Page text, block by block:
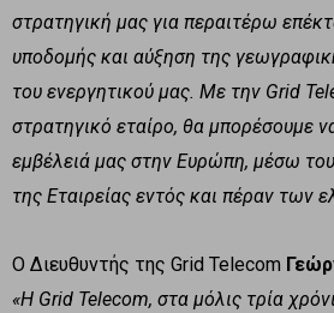
στρατηγική μας για περαιτέρω
υποδομής και αύξηση της
του ενεργητικού μας. Με την Grid
στρατηγικό εταίρο, θα μπορέσουμε
εμβέλειά μας στην Ευρώπη, μέσω
της Εταιρείας εντός και πέραν των
Ο Διευθυντής της Grid Telecom
«Η Grid Telecom, στα μόλις τρία